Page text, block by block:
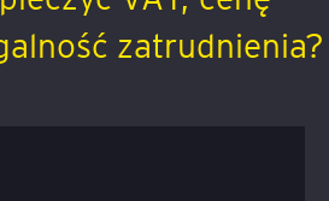
zatrudnienia?